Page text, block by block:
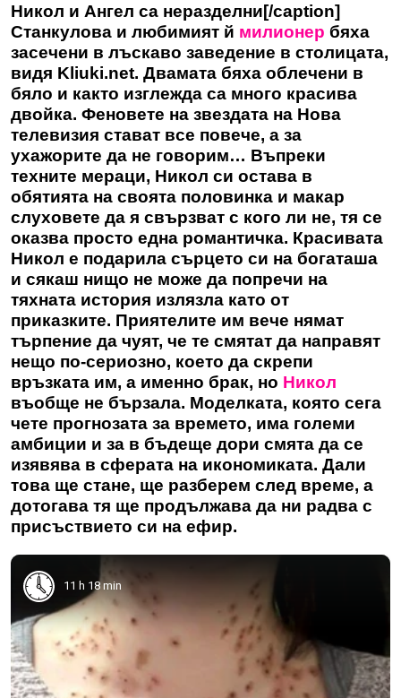
Никол и Ангел са неразделни[/caption]
Станкулова и любимият й милионер бяха
засечени в лъскаво заведение в столицата,
видя Kliuki.net. Двамата бяха облечени в
бяло и както изглежда са много красива
двойка. Феновете на звездата на Нова
телевизия стават все повече, а за
ухажорите да не говорим… Въпреки
техните мераци, Никол си остава в
обятията на своята половинка и макар
слуховете да я свързват с кого ли не, тя се
оказва просто една романтичка. Красивата
Никол е подарила сърцето си на богаташа
и сякаш нищо не може да попречи на
тяхната история излязла като от
приказките. Приятелите им вече нямат
търпение да чуят, че те смятат да направят
нещо по-сериозно, което да скрепи
връзката им, а именно брак, но Никол
въобще не бързала. Моделката, която сега
чете прогнозата за времето, има големи
амбиции и за в бъдеще дори смята да се
изявява в сферата на икономиката. Дали
това ще стане, ще разберем след време, а
дотогава тя ще продължава да ни радва с
присъствието си на ефир.
11 h 18 min